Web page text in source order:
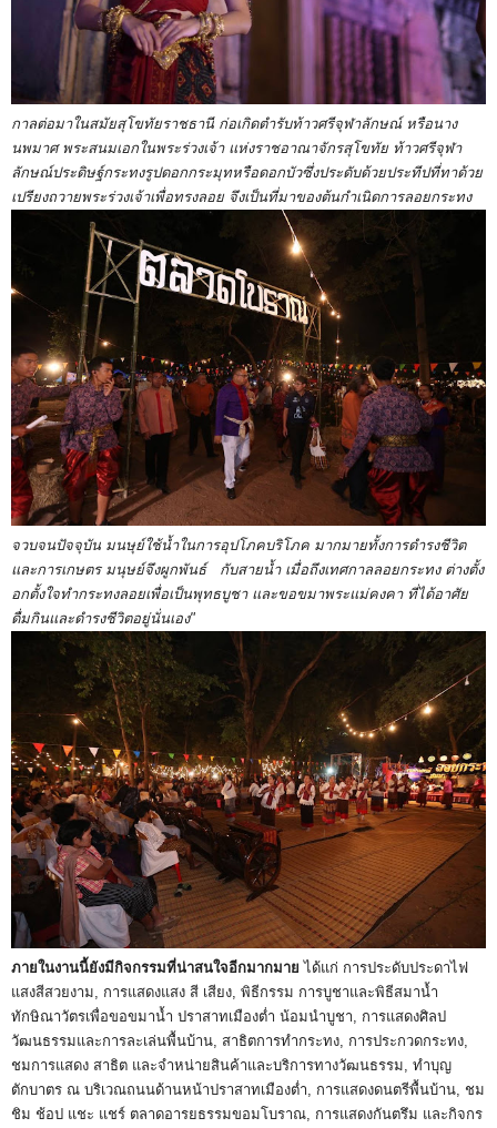
กาลต่อมาในสมัยสุโขทัยราชธานี ก่อเกิดตำรับท้าวศรีจุฬาลักษณ์ หรือนาง
นพมาศ พระสนมเอกในพระร่วงเจ้า แห่งราชอาณาจักรสุโขทัย ท้าวศรีจุฬา
ลักษณ์ประดิษฐ์กระทงรูปดอกกระมุทหรือดอกบัวซึ่งประดับด้วยประทีปที่ทาด้วย
เปรียงถวายพระร่วงเจ้าเพื่อทรงลอย จึงเป็นที่มาของต้นกำเนิดการลอยกระทง
จวบจนปัจจุบัน มนษุย์ใช้น้ำในการอุปโภคบริโภค มากมายทั้งการดำรงชีวิต
และการเกษตร มนุษย์จึงผูกพันธ์ กับสายน้ำ เมื่อถึงเทศกาลลอยกระทง ต่างตั้ง
อกตั้งใจทำกระทงลอยเพื่อเป็นพุทธบูชา และขอขมาพระแม่คงคา ที่ได้อาศัย
ดื่มกินและดำรงชีวิตอยู่นั่นเอง"
ภายในงานนี้ยังมีกิจกรรมที่น่าสนใจอีกมากมายได้แก่ การประดับประดาไฟ
แสงสีสวยงาม, การแสดงแสง สี เสียง, พิธีกรรม การบูชาและพิธีสมาน้ำ
ทักษิณาวัตรเพื่อขอขมาน้ำ ปราสาทเมืองต่ำ น้อมนำบูชา, การแสดงศิลป
วัฒนธรรมและการละเล่นพื้นบ้าน, สาธิตการทำกระทง, การประกวดกระทง,
ชมการแสดง สาธิต และจำหน่ายสินค้าและบริการทางวัฒนธรรม, ทำบุญ
ตักบาตร ณ บริเวณถนนด้านหน้าปราสาทเมืองต่ำ, การแสดงดนตรีพื้นบ้าน, ชม
ชิม ช้อป แชะ แชร์ ตลาดอารยธรรมขอมโบราณ, การแสดงกันตรึม และกิจกร